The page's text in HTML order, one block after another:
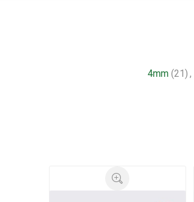
4mm (21) ,